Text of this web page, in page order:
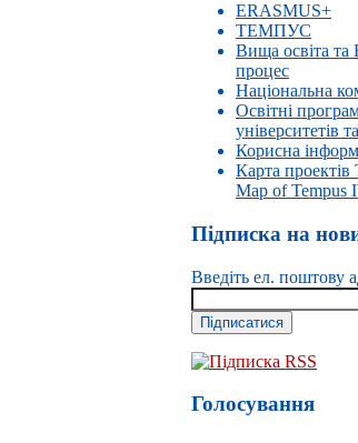
ERASMUS+
ТЕМПУС
Вища освіта та
процес
Національна
Освітні
університетів
Корисна
Карта
Map of Tempus
Підписка на
Введіть ел. поштову
Підписка RSS
Голосування